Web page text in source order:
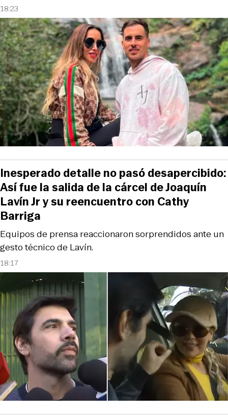
18:23
18:17
Equipos de prensa reaccionaron sorprendidos ante un
gesto técnico de Lavín.
Inesperado detalle no pasó desapercibido:
Así fue la salida de la cárcel de Joaquín
Lavín Jr y su reencuentro con Cathy
Barriga